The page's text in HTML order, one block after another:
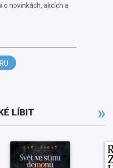
novinkách, akcích a
LÍBIT